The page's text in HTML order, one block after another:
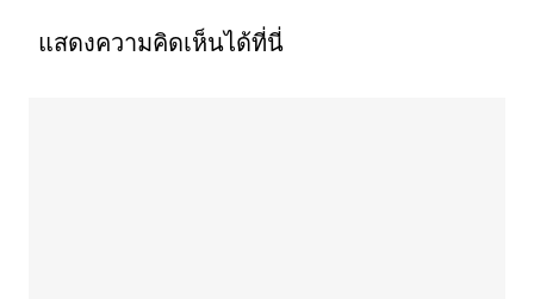
แสดงความคิดเห็นได้ที่นี่